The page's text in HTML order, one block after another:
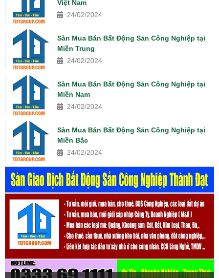
Việt Nam
24/02/2024
Sàn Mua Bán Bất Động Sản Công Nghiệp tại
Miền Trung
24/02/2024
Sàn Mua Bán Bất Động Sản Công Nghiệp tại
Miền Nam
24/02/2024
Sàn Mua Bán Bất Động Sản Công Nghiệp tại
Miền Bắc
24/02/2024